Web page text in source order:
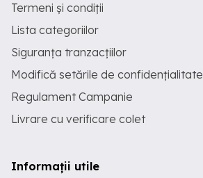
Termeni și condiții
Lista categoriilor
Siguranța tranzacțiilor
Modifică setările de confidențialitate
Regulament Campanie
Livrare cu verificare colet
Informații utile